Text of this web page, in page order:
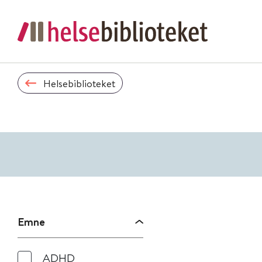
Helsebiblioteket
Emne
ADHD